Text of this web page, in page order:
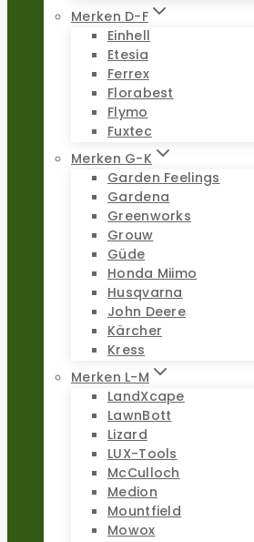
Merken D-F
Einhell
Etesia
Ferrex
Florabest
Flymo
Fuxtec
Merken G-K
Garden Feelings
Gardena
Greenworks
Grouw
Güde
Honda Miimo
Husqvarna
John Deere
Kärcher
Kress
Merken L-M
LandXcape
LawnBott
Lizard
LUX-Tools
McCulloch
Medion
Mountfield
Mowox